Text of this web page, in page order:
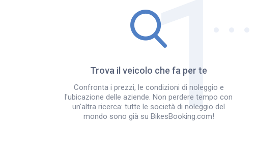
Trova il veicolo che fa per te
Confronta i prezzi, le condizioni di noleggio e
l'ubicazione delle aziende. Non perdere tempo con
un'altra ricerca: tutte le società di noleggio del
mondo sono già su BikesBooking.com!